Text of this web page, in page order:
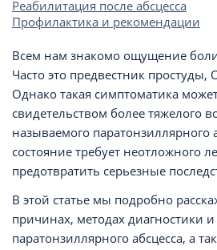
Реабилитация после абсцесса
Профилактика и рекомендации
Всем нам знакомо ощущение
Часто это предвестник
Однако такая симптоматика
свидетельством более тяжелого
называемого паратонзиллярного
состояние требует неотложного
предотвратить серьезные
В этой статье мы подробно
причинах, методах диагностики
паратонзиллярного абсцесса, а